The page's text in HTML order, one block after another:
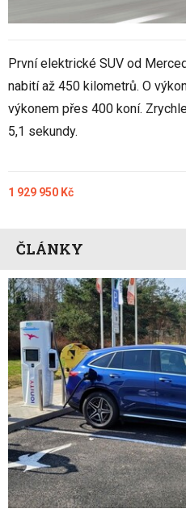
První elektrické SUV od
nabití až 450 kilometrů. O
výkonem přes 400 koní.
5,1 sekundy.
1 929 950 Kč
ČLÁNKY